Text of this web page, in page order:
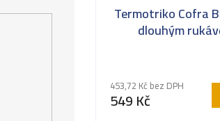
Termotriko Cofra
dlouhým
453,72 Kč bez DPH
549 Kč